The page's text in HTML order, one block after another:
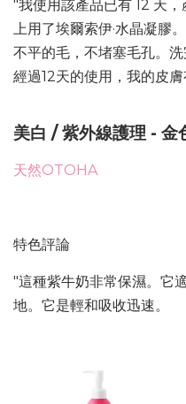
"我使用該產品已有 12 天
上用了埃爾索伊·水晶凝膠
不平的毛，不堵塞毛孔。
經過12天的使用，我的皮膚
美白 / 紫外線護理 - 金
天然OTOHA
特色評論
"這種紫牛奶非常保濕。它
地。它是輕和吸收迅速。